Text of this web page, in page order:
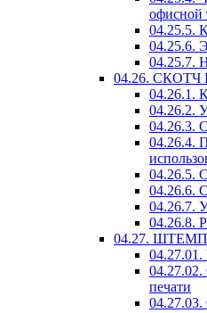
офисной
04.25.5.
04.25.6.
04.26.
04.26.1.
04.26.2.
04.26.3.
04.26.4.
04.26.5.
04.26.6.
04.26.7.
04.26.8.
04.27.
04.27.01.
печати
04.27.03.